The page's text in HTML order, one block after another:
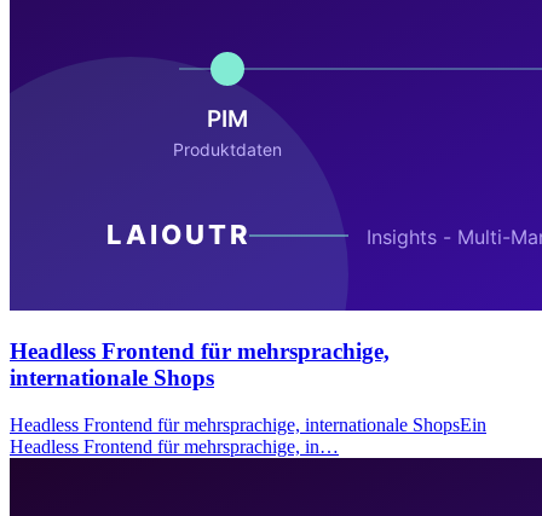
Headless Frontend für mehrsprachige,
internationale Shops
Headless Frontend für mehrsprachige, internationale ShopsEin
Headless Frontend für mehrsprachige, in…